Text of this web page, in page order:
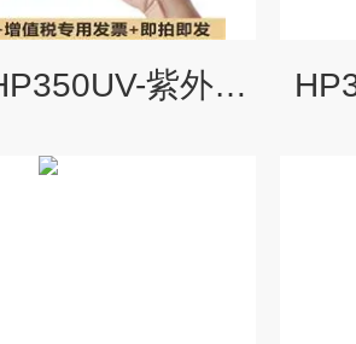
杭州双色-HP350UV-紫外光谱辐照计